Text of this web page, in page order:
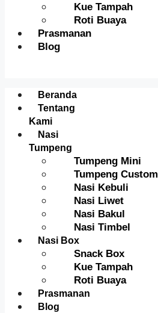
Kue Tampah
Roti Buaya
Prasmanan
Blog
Menu
Beranda
Tentang
Kami
Nasi
Tumpeng
Tumpeng Mini
Tumpeng Custom
Nasi Kebuli
Nasi Liwet
Nasi Bakul
Nasi Timbel
Nasi Box
Snack Box
Kue Tampah
Roti Buaya
Prasmanan
Blog